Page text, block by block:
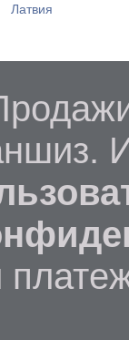
Латвия